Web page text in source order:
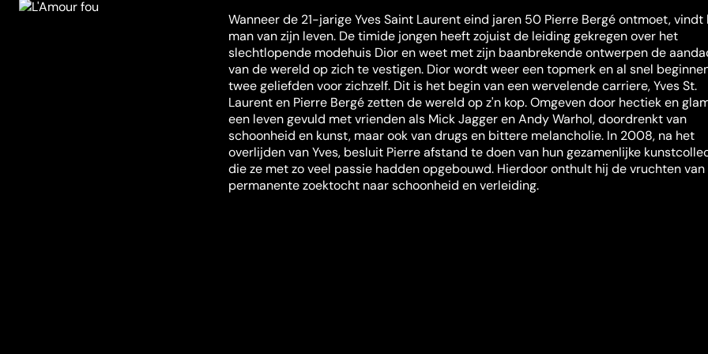
Wanneer de 21-jarige Yves Saint Laurent eind jaren 50 Pierre Bergé ontmoet, vindt
man van zijn leven. De timide jongen heeft zojuist de leiding gekregen over het
slechtlopende modehuis Dior en weet met zijn baanbrekende ontwerpen de
van de wereld op zich te vestigen. Dior wordt weer een topmerk en al snel
twee geliefden voor zichzelf. Dit is het begin van een wervelende carriere, Yves St.
Laurent en Pierre Bergé zetten de wereld op z'n kop. Omgeven door hectiek en
een leven gevuld met vrienden als Mick Jagger en Andy Warhol, doordrenkt van
schoonheid en kunst, maar ook van drugs en bittere melancholie. In 2008, na het
overlijden van Yves, besluit Pierre afstand te doen van hun gezamenlijke
die ze met zo veel passie hadden opgebouwd. Hierdoor onthult hij de vruchten van
permanente zoektocht naar schoonheid en verleiding.